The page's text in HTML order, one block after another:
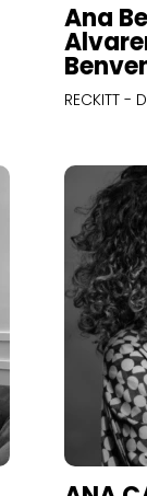
Ana
RECKITT